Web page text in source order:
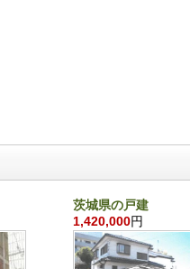
茨城県の戸建
1,420,000円